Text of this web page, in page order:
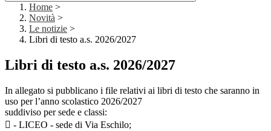
Home >
Novità >
Le notizie >
Libri di testo a.s. 2026/2027
Libri di testo a.s. 2026/2027
In allegato si pubblicano i file relativi ai libri di testo che saranno in
uso per l’anno scolastico 2026/2027
suddiviso per sede e classi:
 - LICEO - sede di Via Eschilo;